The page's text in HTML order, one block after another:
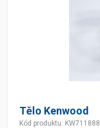
Tělo Kenwood
Kód produktu: KW711888